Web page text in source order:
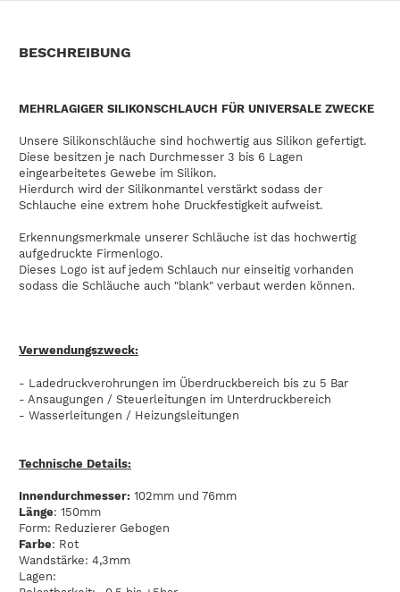
BESCHREIBUNG
MEHRLAGIGER SILIKONSCHLAUCH FÜR UNIVERSALE ZWECKE
Unsere Silikonschläuche sind hochwertig aus Silikon gefertigt.
Diese besitzen je nach Durchmesser 3 bis 6 Lagen
eingearbeitetes Gewebe im Silikon.
Hierdurch wird der Silikonmantel verstärkt sodass der
Schlauche eine extrem hohe Druckfestigkeit aufweist.
Erkennungsmerkmale unserer Schläuche ist das hochwertig
aufgedruckte Firmenlogo.
Dieses Logo ist auf jedem Schlauch nur einseitig vorhanden
sodass die Schläuche auch "blank" verbaut werden können.
Verwendungszweck:
- Ladedruckverohrungen im Überdruckbereich bis zu 5 Bar
- Ansaugungen / Steuerleitungen im Unterdruckbereich
- Wasserleitungen / Heizungsleitungen
Technische Details:
Innendurchmesser: 102mm und 76mm
Länge: 150mm
Form: Reduzierer Gebogen
Farbe: Rot
Wandstärke: 4,3mm
Lagen: